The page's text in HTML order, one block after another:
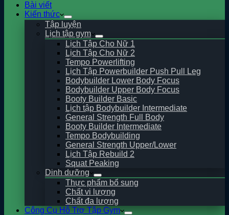
Bài viết
Kiến thức
Tập luyện
Lịch tập gym
Lịch Tập Cho Nữ 1
Lịch Tập Cho Nữ 2
Tempo Powerlifting
Lịch Tập Powerbuilder Push Pull Leg
Bodybuilder Lower Body Focus
Bodybuilder Upper Body Focus
Booty Builder Basic
Lịch tập Bodybuilder Intermediate
General Strength Full Body
Booty Builder Intermediate
Tempo Bodybuilding
General Strength Upper/Lower
Lịch Tập Rebuild 2
Squat Peaking
Dinh dưỡng
Thực phẩm bổ sung
Chất vi lượng
Chất đa lượng
Công Cụ Hỗ Trợ Tập Gym